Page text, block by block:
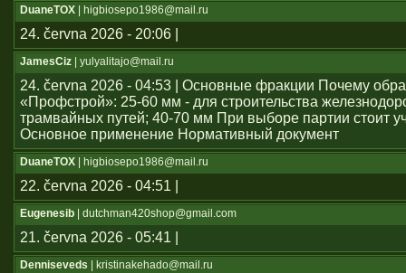
DuaneTOX | higbiosepo1986@mail.ru
24. června 2026 - 20:06 |
JamesCiz | yulyalitajo@mail.ru
24. června 2026 - 04:53 | Основные фракции Почему
«Профстрой»: 25-60 мм - для строительства
трамвайных путей; 40-70 мм При выборе партии стоит
Основное применение Нормативный документ
DuaneTOX | higbiosepo1986@mail.ru
22. června 2026 - 04:51 |
Eugenesib | dutchman420shop@gmail.com
21. června 2026 - 05:41 |
Denniseveds | kristinakehado@mail.ru